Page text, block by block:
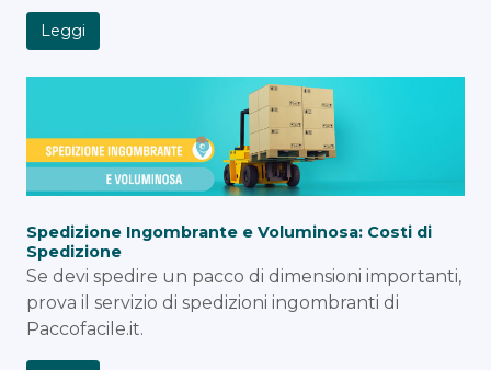
Leggi
Spedizione Ingombrante e Voluminosa: Costi di
Spedizione
Se devi spedire un pacco di dimensioni importanti,
prova il servizio di spedizioni ingombranti di
Paccofacile.it.